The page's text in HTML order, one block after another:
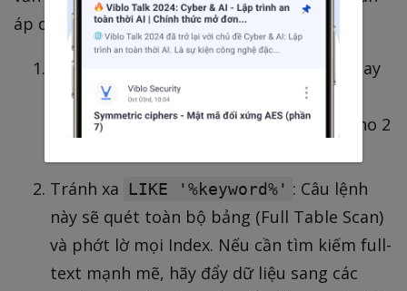
áp dụng các vũ khí hạng nặng:
Đánh Index (Chỉ mục): Nếu người dùng hay
lọc theo
station_id status
đảm bảo bạn đã tạo Composite Index cho 2
Tránh xa
LIKE '%keyword%' : Câu lệnh
này sẽ quét toàn bộ bảng (Full Table Scan)
và phớt lờ mọi Index. Nếu cần tìm kiếm full-
text mạnh mẽ, hãy đẩy dữ liệu sang các